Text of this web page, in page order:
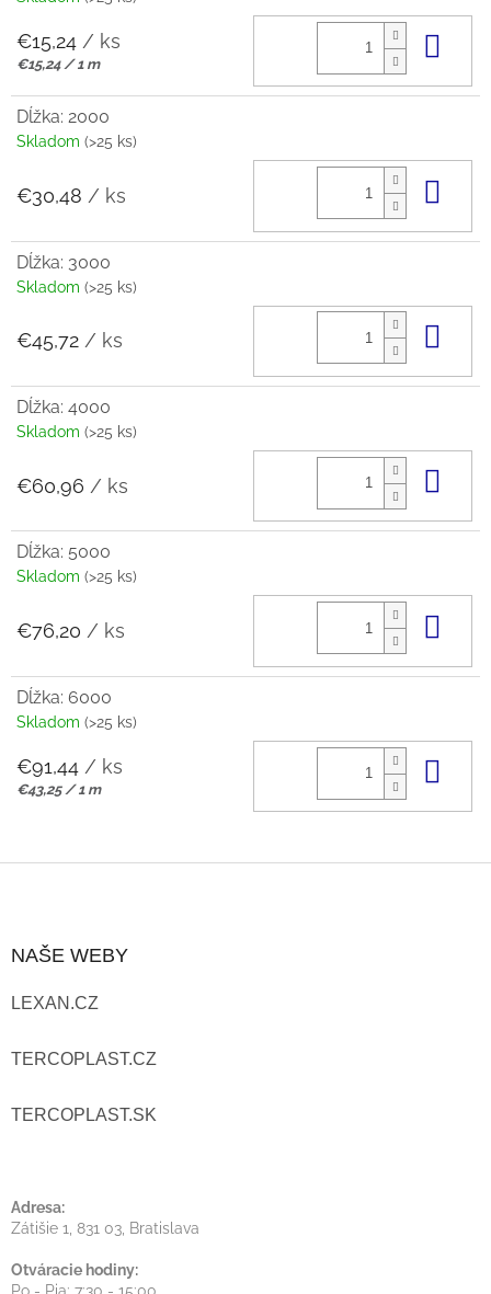
€15,24 / ks
Jednotková
€15,24 / 1 m
Dĺžka: 2000
Skladom (>25 ks)
€30,48 / ks
Dĺžka: 3000
Skladom (>25 ks)
€45,72 / ks
Dĺžka: 4000
Skladom (>25 ks)
€60,96 / ks
Dĺžka: 5000
Skladom (>25 ks)
€76,20 / ks
Dĺžka: 6000
Skladom (>25 ks)
€91,44 / ks
Jednotková
€43,25 / 1 m
Ä
T
NAŠE WEBY
LEXAN.CZ
TERCOPLAST.CZ
TERCOPLAST.SK
Adresa:
Zátišie 1, 831 03, Bratislava
Otváracie hodiny: